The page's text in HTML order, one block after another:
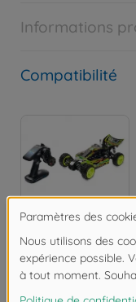
Informations
Compatibilité
Les avis